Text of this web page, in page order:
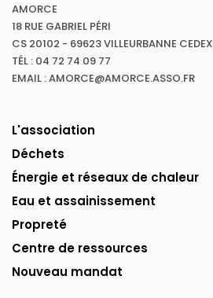
AMORCE
18 RUE GABRIEL PÉRI
CS 20102 - 69623 VILLEURBANNE CEDEX
TÉL : 04 72 74 09 77
EMAIL : AMORCE@AMORCE.ASSO.FR
L'association
Déchets
Énergie et réseaux de chaleur
Eau et assainissement
Propreté
Centre de ressources
Nouveau mandat